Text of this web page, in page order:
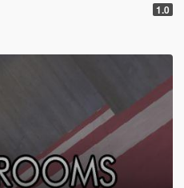
1.0